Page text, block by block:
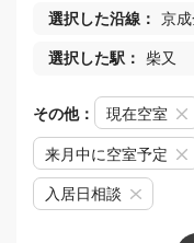
選択した沿線： 京
選択した駅： 柴又
その他： 現在空室
来月中に空室予定
入居日相談